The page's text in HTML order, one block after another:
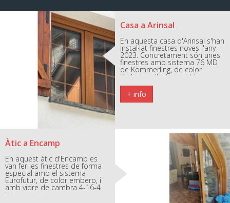
Casa a Arinsal
En aquesta casa d'Arinsal s'han
instal·lat finestres noves l'any
2023. Concretament són unes
finestres amb sistema 76 MD
de Kömmerling, de color
Embero a l'exterior i blanc a
l'iinterior. A més, compten amb
triple vidre laminat.
+ info
Àtic a Encamp
En aquest àtic d'Encamp es
van fer les finestres de forma
especial amb el sistema
Eurofutur, de color embero, i
amb vidre de cambra 4-16-4
baix emissiu.